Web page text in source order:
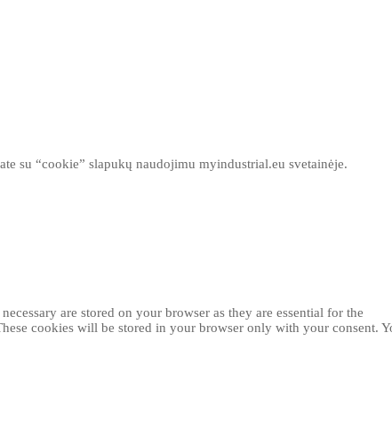
su “cookie” slapukų naudojimu myindustrial.eu svetainėje.
are stored on your browser as they are essential for the
cookies will be stored in your browser only with your consent.